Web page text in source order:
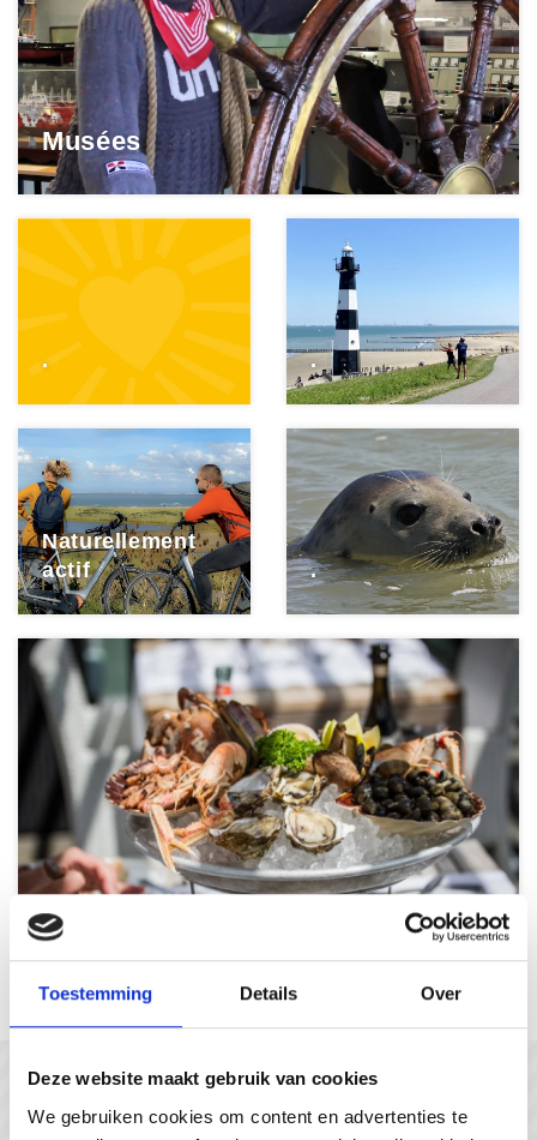
Toestemming Details Over
Deze website maakt gebruik van cookies
We gebruiken cookies om content en advertenties te
Musées
. .
Naturellement
actif
.
Les plaisirs gourmands
In gesprek met...
#gastvrijzeeuwsvlaanderen